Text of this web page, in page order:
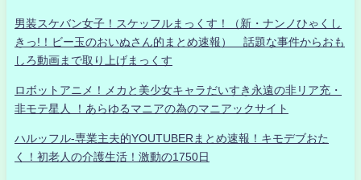
男装スケバン女子！スケッフルまっくす！（新・ナンノひゃくし
きっ!！ビー玉のおいぬさん的まとめ速報） 話題な事件からおも
しろ動画まで取り上げまっくす
ロボットアニメ！メカと美少女キャラだいすき永遠の非リア充・
非モテ星人 ！あらゆるマニアの為のマニアックサイト
ハルッフル-専業主夫的YOUTUBERまとめ速報！キモデブおた
く！初老人の介護生活！激動の1750日